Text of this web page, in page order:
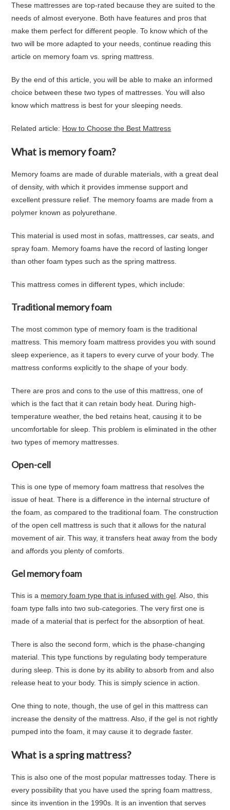
These mattresses are top-rated because they are suited to the
needs of almost everyone. Both have features and pros that
make them perfect for different people. To know which of the
two will be more adapted to your needs, continue reading this
article on memory foam vs. spring mattress.
By the end of this article, you will be able to make an informed
choice between these two types of mattresses. You will also
know which mattress is best for your sleeping needs.
Related article: How to Choose the Best Mattress
What is memory foam?
Memory foams are made of durable materials, with a great deal
of density, with which it provides immense support and
excellent pressure relief. The memory foams are made from a
polymer known as polyurethane.
This material is used most in sofas, mattresses, car seats, and
spray foam. Memory foams have the record of lasting longer
than other foam types such as the spring mattress.
This mattress comes in different types, which include:
Traditional memory foam
The most common type of memory foam is the traditional
mattress. This memory foam mattress provides you with sound
sleep experience, as it tapers to every curve of your body. The
mattress conforms explicitly to the shape of your body.
There are pros and cons to the use of this mattress, one of
which is the fact that it can retain body heat. During high-
temperature weather, the bed retains heat, causing it to be
uncomfortable for sleep. This problem is eliminated in the other
two types of memory mattresses.
Open-cell
This is one type of memory foam mattress that resolves the
issue of heat. There is a difference in the internal structure of
the foam, as compared to the traditional foam. The construction
of the open cell mattress is such that it allows for the natural
movement of air. This way, it transfers heat away from the body
and affords you plenty of comforts.
Gel memory foam
This is a memory foam type that is infused with gel . Also, this
foam type falls into two sub-categories. The very first one is
made of a material that is perfect for the absorption of heat.
There is also the second form, which is the phase-changing
material. This type functions by regulating body temperature
during sleep. This is done by its ability to absorb from and also
release heat to your body. This is simply science in action.
One thing to note, though, the use of gel in this mattress can
increase the density of the mattress. Also, if the gel is not rightly
pumped into the foam, it may cause it to degrade faster.
What is a spring mattress?
This is also one of the most popular mattresses today. There is
every possibility that you have used the spring foam mattress,
since its invention in the 1990s. It is an invention that serves